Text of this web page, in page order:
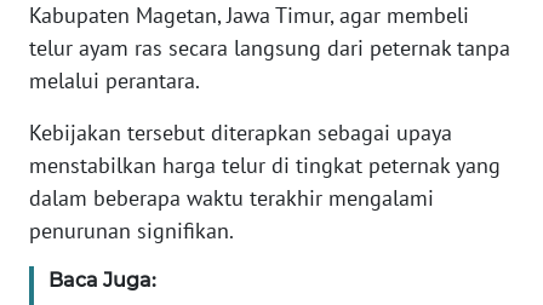
Kabupaten Magetan, Jawa Timur, agar membeli
telur ayam ras secara langsung dari peternak tanpa
melalui perantara.
Kebijakan tersebut diterapkan sebagai upaya
menstabilkan harga telur di tingkat peternak yang
dalam beberapa waktu terakhir mengalami
penurunan signifikan.
Baca Juga:
INDEKS
BERITA
KONTAK
KAMI
INFO
IKLAN